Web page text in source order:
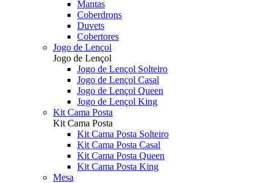
Mantas
Coberdrons
Duvets
Cobertores
Jogo de Lençol
Jogo de Lençol
Jogo de Lençol Solteiro
Jogo de Lençol Casal
Jogo de Lençol Queen
Jogo de Lençol King
Kit Cama Posta
Kit Cama Posta
Kit Cama Posta Solteiro
Kit Cama Posta Casal
Kit Cama Posta Queen
Kit Cama Posta King
Mesa